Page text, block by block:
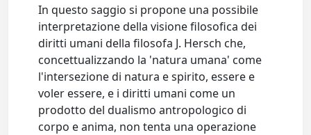
In questo saggio si propone una possibile
interpretazione della visione filosofica dei
diritti umani della filosofa J. Hersch che,
concettualizzando la 'natura umana' come
l'intersezione di natura e spirito, essere e
voler essere, e i diritti umani come un
prodotto del dualismo antropologico di
corpo e anima, non tenta una operazione